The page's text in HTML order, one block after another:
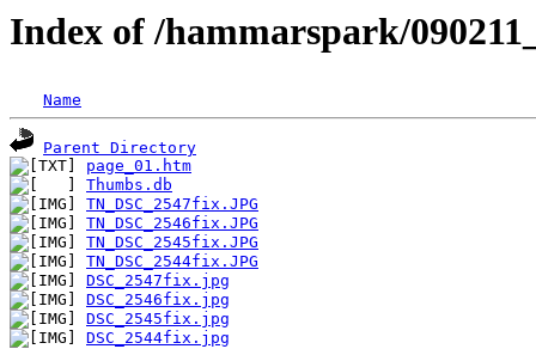
Index of /hammarspark/
Name
Parent Directory
page_01.htm
Thumbs.db
TN_DSC_2547fix.JPG
TN_DSC_2546fix.JPG
TN_DSC_2545fix.JPG
TN_DSC_2544fix.JPG
DSC_2547fix.jpg
DSC_2546fix.jpg
DSC_2545fix.jpg
DSC_2544fix.jpg